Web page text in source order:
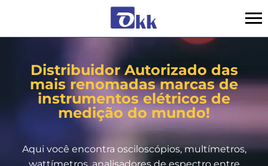
Distribuidor Autorizado das
mais renomadas marcas de
instrumentos elétricos de
medição do mundo!
Aqui você encontra osciloscópios, multímetros,